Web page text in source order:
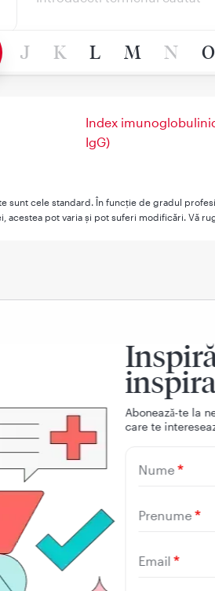
J K L M N O
Index
IgG)
Aboneazǎ-te la
care te
Nume
Prenume
Email
sunt cele standard. În funcţie de gradul
acestea pot varia şi pot suferi modificări. Vă